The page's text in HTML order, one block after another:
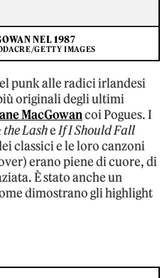
NEL 1987
GETTY IMAGES
punk alle radici irlandesi
originali degli ultimi
MacGowancoi Pogues. I
the LasheIf I Should Fall
classici e le loro canzoni
erano piene di cuore, di
È stato anche un
dimostrano gli highlight